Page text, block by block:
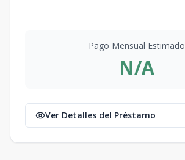
Pago Mensual Estimado
N/A
Ver Detalles del Préstamo